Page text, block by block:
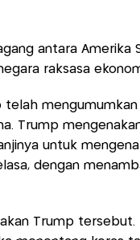
antara Amerika
raksasa
telah
Trump
untuk
dengan
Trump tersebut.